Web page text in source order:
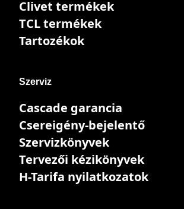
Clivet termékek
TCL termékek
Tartozékok
Szerviz
Cascade garancia
Csereigény-bejelentő
Szervizkönyvek
Tervezői kézikönyvek
H-Tarifa nyilatkozatok